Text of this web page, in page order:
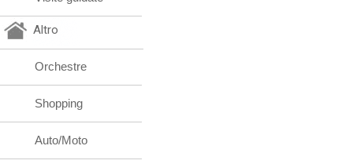
Altro
Orchestre
Shopping
Auto/Moto